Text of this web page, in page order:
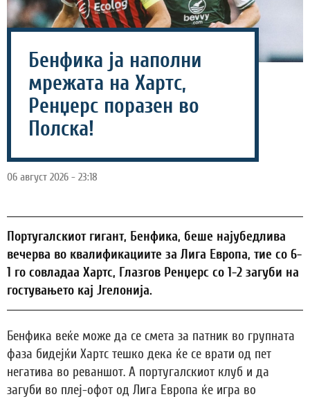
Бенфика ја наполни
мрежата на Хартс,
Ренџерс поразен во
Полска!
06 август 2026 - 23:18
Португалскиот гигант, Бенфика, беше најубедлива
вечерва во квалификациите за Лига Европа, тие со 6-
1 го совладаа Хартс, Глазгов Ренџерс со 1-2 загуби на
гостувањето кај Јгелонија.
Бенфика веќе може да се смета за патник во групната
фаза бидејќи Хартс тешко дека ќе се врати од пет
негатива во реваншот. А португалскиот клуб и да
загуби во плеј-офот од Лига Европа ќе игра во